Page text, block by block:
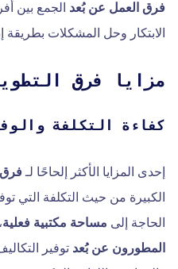
فرق العمل عن بُعد الجمع بين
الابتكار وحل المشكلات بطريقة
مزايا فرق
كفاءة التكلفة
إحدى المزايا الأكثر إلحاحًا لـ فرق
الكبيرة من حيث التكلفة التي
الحاجة إلى مساحة مكتبية فعلية
المطورون عن بُعد توفير